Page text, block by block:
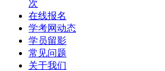
次
在线报名
学考网动态
学员留影
常见问题
关于我们